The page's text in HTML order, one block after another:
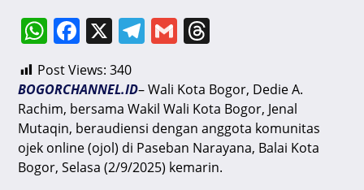
W
h
at
s
A
p
F
c
e
b
o
X T
e
gr
a
m
G
ai
l
e
a
d
s
Post Views: 340
BOGORCHANNEL.ID– Wali Kota Bogor, Dedie A.
Rachim, bersama Wakil Wali Kota Bogor, Jenal
Mutaqin, beraudiensi dengan anggota komunitas
ojek online (ojol) di Paseban Narayana, Balai Kota
Bogor, Selasa (2/9/2025) kemarin.